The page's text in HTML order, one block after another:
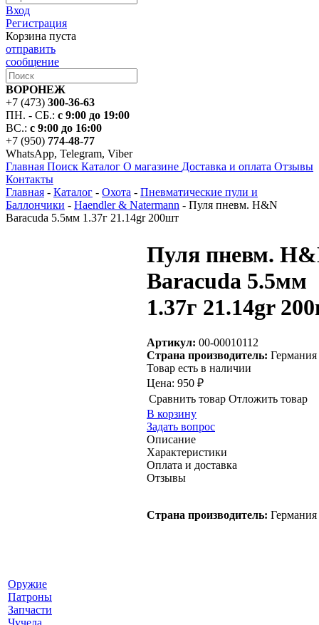
Вход
Регистрация
Корзина пуста
отправить
сообщение
ВОРОНЕЖ
+7 (473) 300-36-63
ПН. - СБ.: с 9:00 до 19:00
ВС.: с 9:00 до 16:00
+7 (950) 774-48-77
WhatsApp, Telegram, Viber
Главная Поиск Каталог О магазине Доставка и оплата Отзывы
Контакты
Главная - Каталог - Охота - Пневматические пули и
Баллончики - Haendler & Natermann - Пуля пневм. H&N
Baracuda 5.5мм 1.37г 21.14gr 200шт
Оружие
Патроны
Запчасти
Чучела
Пуля пневм.
Baracuda 5.5мм
1.37г 21.14gr
Артикул: 00-00010112
Страна производитель: Германия
Товар есть в наличии
Цена: 950 ₽
Сравнить товар Отложить товар
В корзину
Задать вопрос
Описание
Характеристики
Оплата и доставка
Отзывы
Страна производитель: Германия